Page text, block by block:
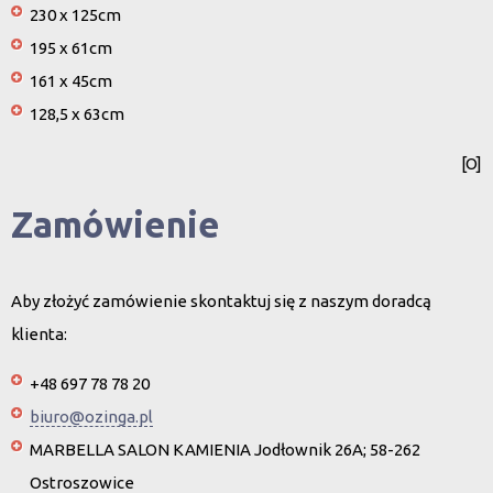
230 x 125cm
195 x 61cm
161 x 45cm
128,5 x 63cm
[O]
Zamówienie
Aby złożyć zamówienie skontaktuj się z naszym doradcą
klienta:
+48 697 78 78 20
biuro@ozinga.pl
MARBELLA SALON KAMIENIA Jodłownik 26A; 58-262
Ostroszowice